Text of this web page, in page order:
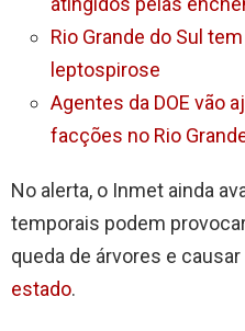
Rio Grande do Sul
leptospirose
Agentes da DOE vão
facções no Rio
No alerta, o Inmet ainda
temporais podem
queda de árvores e
estado.